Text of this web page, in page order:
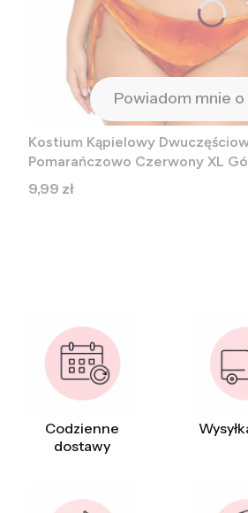
Powiadom mnie
Kostium Kąpielowy
Pomarańczowo Czerwony XL
Cena
9,99 zł
Codzienne
dostawy